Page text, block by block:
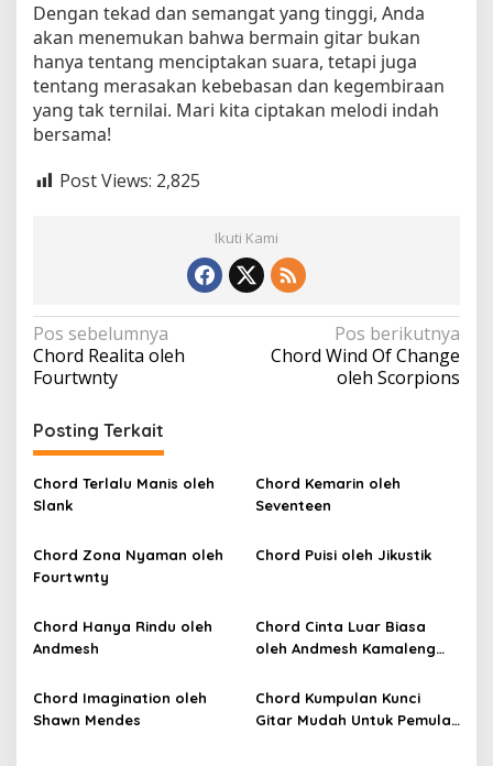
Dengan tekad dan semangat yang tinggi, Anda
akan menemukan bahwa bermain gitar bukan
hanya tentang menciptakan suara, tetapi juga
tentang merasakan kebebasan dan kegembiraan
yang tak ternilai. Mari kita ciptakan melodi indah
bersama!
Post Views: 2,825
Ikuti Kami
N
a
i
g
a
s
i
p
o
s
Pos sebelumnya
Chord Realita oleh
Fourtwnty
Pos berikutnya
Chord Wind Of Change
oleh Scorpions
Posting Terkait
Chord Terlalu Manis oleh
Slank
Chord Kemarin oleh
Seventeen
Chord Zona Nyaman oleh
Fourtwnty
Chord Puisi oleh Jikustik
Chord Hanya Rindu oleh
Andmesh
Chord Cinta Luar Biasa
oleh Andmesh Kamaleng
SKA)
Chord Imagination oleh
Shawn Mendes
Chord Kumpulan Kunci
Gitar Mudah Untuk Pemula